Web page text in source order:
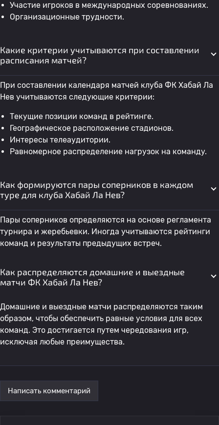
Участие игроков в международных соревнованиях.
Организационные трудности.
Какие критерии учитываются при составлении
расписания матчей?
При составлении календаря матчей клуба ФК Хабай Ла
Нев учитываются следующие критерии:
Текущие позиции команд в рейтинге.
Географическое расположение стадионов.
Интересы телеаудитории.
Равномерное распределение нагрузок на команду.
Как формируются пары соперников в каждом
туре для клуба Хабай Ла Нев?
Пары соперников определяются на основе регламента
турнира и жеребьевки. Иногда учитываются рейтинги
команд и результаты предыдущих встреч.
Как распределяются домашние и выездные
матчи ФК Хабай Ла Нев?
Домашние и выездные матчи распределяются таким
образом, чтобы обеспечить равные условия для всех
команд. Это достигается путем чередования игр,
исключая любые преимущества.
Написать комментарий